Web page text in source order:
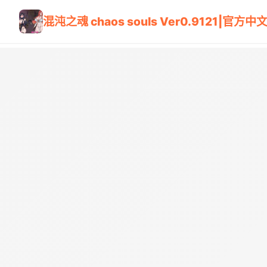
混沌之魂 chaos souls Ver0.9121|官方中文